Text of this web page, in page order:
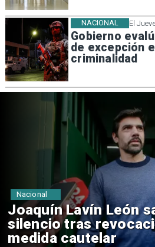
El
Gobierno
de excepción
criminalidad
NACIONAL
Chile y Venezuela
reinicio de relaciones
consulares
Nacional